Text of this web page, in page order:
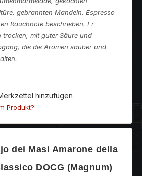
gebrannten Mandeln, Espresso
Rauchnote beschrieben. Er
trocken, mit guter Säure und
die die Aromen sauber und
hinzufügen
Produkt?
dei Masi Amarone della
DOCG (Magnum)